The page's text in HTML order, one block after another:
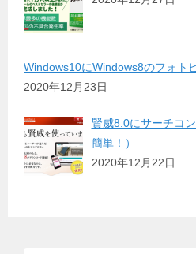
Windows10にWindows8のフォト
2020年12月23日
賢威8.0にサーチコ
簡単！）
2020年12月22日